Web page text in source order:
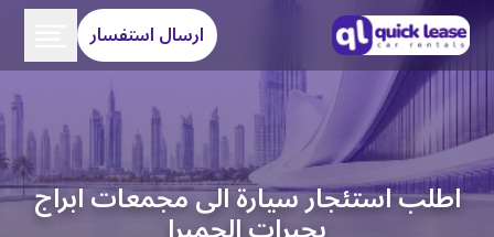
ارسال استفسار
اطلب استئجار سيارة الى مجمعات ابراج